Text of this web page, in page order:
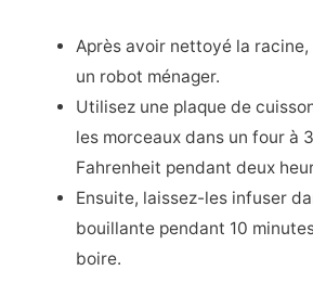
Après avoir nettoyé la
un robot ménager.
Utilisez une plaque de
les morceaux dans un four à
Fahrenheit pendant deux
Ensuite, laissez-les infuser
bouillante pendant 10
boire.